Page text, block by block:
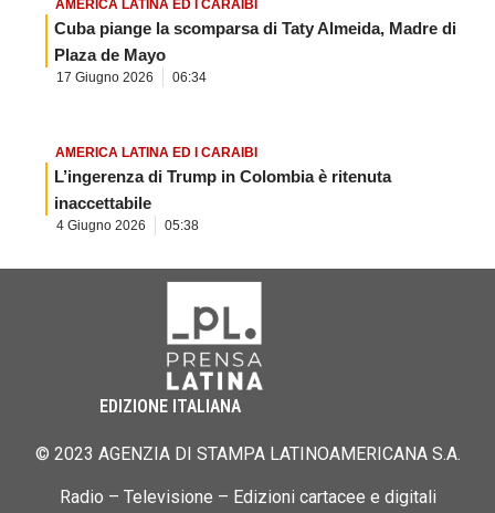
AMERICA LATINA ED I CARAIBI
Cuba piange la scomparsa di Taty Almeida, Madre di
Plaza de Mayo
17 Giugno 2026 06:34
AMERICA LATINA ED I CARAIBI
L’ingerenza di Trump in Colombia è ritenuta
inaccettabile
4 Giugno 2026 05:38
EDIZIONE ITALIANA
© 2023 AGENZIA DI STAMPA LATINOAMERICANA S.A.
Radio – Televisione – Edizioni cartacee e digitali